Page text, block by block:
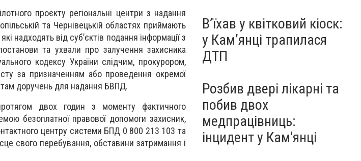
проєкту регіональні центри з надання
та Чернівецькій областях приймають
надходять від суб’єктів подання інформації з
та ухвали про залучення захисника
кодексу України слідчим, прокурором,
за призначенням або проведення окремої
доручень для надання БВПД.
двох годин з моменту фактичного
безоплатної правової допомоги захисник,
центру системи БПД 0 800 213 103 та
свого перебування, обставини затримання і
Вʼїхав у квітковий кіоск:
у Камʼянці трапилася
ДТП
Розбив двері лікарні та
побив двох
медпрацівниць:
інцидент у Кам'янці